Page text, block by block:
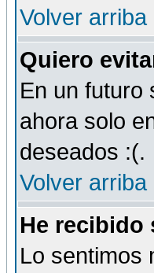
Volver arriba
Quiero
En un futuro
ahora solo
deseados :(.
Volver arriba
He recibido
Lo sentimos